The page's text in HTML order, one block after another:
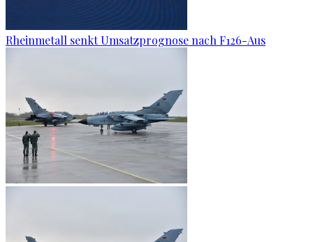
Rheinmetall senkt Umsatzprognose nach F126-Aus